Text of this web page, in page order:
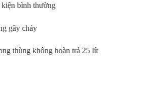
bình thường
gây cháy
thùng không hoàn trả 25 lít